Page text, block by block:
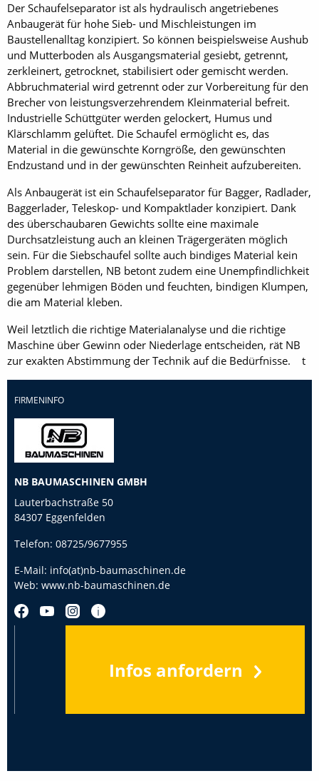
Der Schaufelseparator ist als hydraulisch angetriebenes
Anbaugerät für hohe Sieb- und Mischleistungen im
Baustellenalltag konzipiert. So können beispielsweise Aushub
und Mutterboden als Ausgangsmaterial gesiebt, getrennt,
zerkleinert, getrocknet, stabilisiert oder gemischt werden.
Abbruchmaterial wird getrennt oder zur Vorbereitung für den
Brecher von leistungsverzehrendem Kleinmaterial befreit.
Industrielle Schüttgüter werden gelockert, Humus und
Klärschlamm gelüftet. Die Schaufel ermöglicht es, das
Material in die gewünschte Korngröße, den gewünschten
Endzustand und in der gewünschten Reinheit aufzube­reiten.
Als Anbaugerät ist ein Schaufelseparator für Bagger, Radlader,
Baggerlader, Teleskop- und Kompaktlader konzipiert. Dank
des überschaubaren Gewichts sollte eine maximale
Durchsatzleistung auch an kleinen Trägergeräten möglich
sein. Für die Siebschaufel sollte auch bindiges Material kein
Problem darstellen, NB betont zudem eine Unempfindlichkeit
gegenüber lehmigen Böden und feuchten, bindigen Klumpen,
die am Material kleben.
Weil letztlich die richtige Materialanalyse und die richtige
Maschine über Gewinn oder Niederlage entscheiden, rät NB
zur exakten Abstimmung der Technik auf die Bedürfnisse. t
FIRMENINFO
NB BAUMASCHINEN GMBH
Lauterbachstraße 50
84307 Eggenfelden
Telefon: 08725/9677955
E-Mail: info(at)nb-baumaschinen.de
Web: www.nb-baumaschinen.de
Infos anfordern